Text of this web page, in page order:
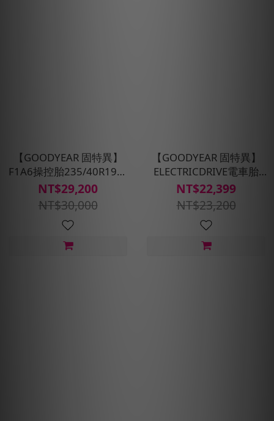
【GOODYEAR 固特異】
F1A6操控胎235/40R19四
入組(超高性能操控胎)含安
裝定位平衡
NT$29,200
NT$30,000
【GOODYEAR 固特異】
ELECTRICDRIVE電車胎
235/45R19四入組-含安裝
定位平衡
NT$22,399
NT$23,200